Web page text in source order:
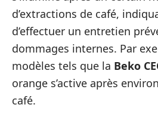
d’extractions de café,
d’effectuer un entretien
dommages internes. Par
modèles tels que la Beko
orange s’active après
café.